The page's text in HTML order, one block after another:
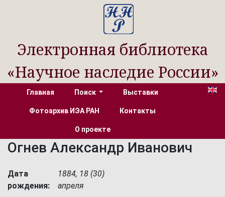
Электронная библиотека
«Научное наследие России»
Главная Поиск Выставки
Фотоархив ИЭА РАН Контакты
О проекте
Огнев Александр Иванович
Дата
рождения:
1884, 18 (30)
апреля